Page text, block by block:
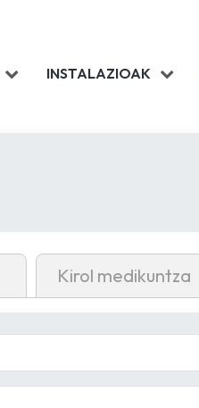
INSTALAZIOAK
Kirol medikuntza